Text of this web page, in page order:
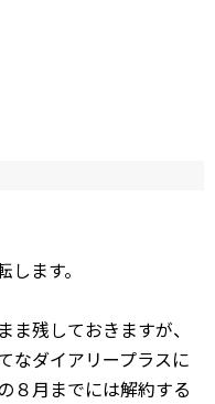
ます。
残しておきますが、
なダイアリープラスに
８月までには解約する